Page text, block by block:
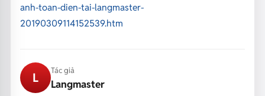
anh-toan-dien-tai-langmaster-
20190309114152539.htm
L Tác giả
Langmaster